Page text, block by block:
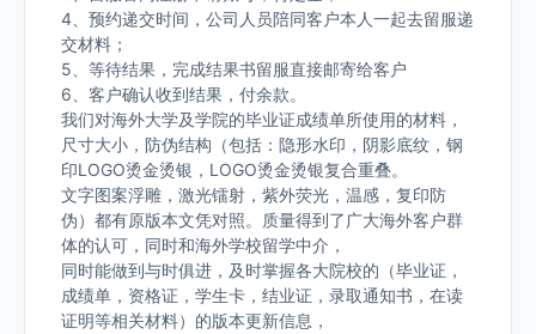
4、预约递交时间，公司人员陪同客户本人一起去留服递
交材料；
5、等待结果，完成结果书留服直接邮寄给客户
6、客户确认收到结果，付余款。
我们对海外大学及学院的毕业证成绩单所使用的材料，
尺寸大小，防伪结构（包括：隐形水印，阴影底纹，钢
印LOGO烫金烫银，LOGO烫金烫银复合重叠。
文字图案浮雕，激光镭射，紫外荧光，温感，复印防
伪）都有原版本文凭对照。质量得到了广大海外客户群
体的认可，同时和海外学校留学中介，
同时能做到与时俱进，及时掌握各大院校的（毕业证，
成绩单，资格证，学生卡，结业证，录取通知书，在读
证明等相关材料）的版本更新信息，